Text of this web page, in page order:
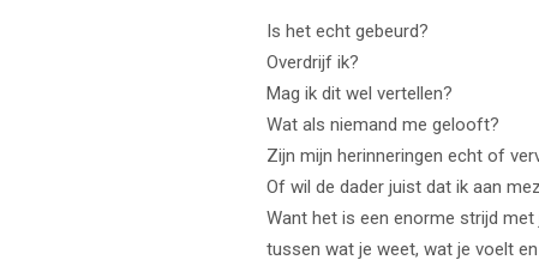
Is het echt gebeurd?
Overdrijf ik?
Mag ik dit wel vertellen?
Wat als niemand me gelooft?
Zijn mijn herinneringen echt of
Of wil de dader juist dat ik aan
Want het is een enorme strijd met
tussen wat je weet, wat je voelt